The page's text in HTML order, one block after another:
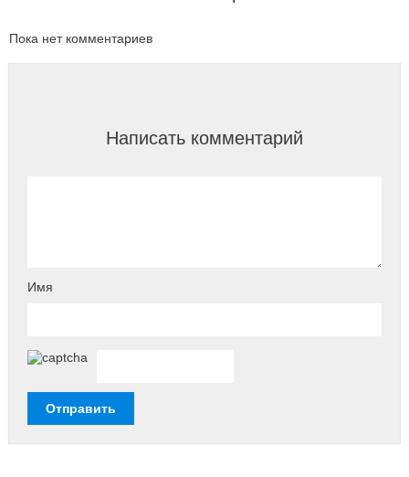
Пока нет комментариев
Написать комментарий
Имя